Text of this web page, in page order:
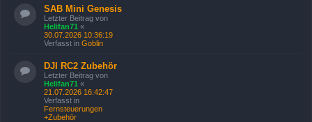
SAB Mini Genesis
Letzter Beitrag von
Helifan71 «
30.07.2026 10:36:19
Verfasst in Goblin
DJI RC2 Zubehör
Letzter Beitrag von
Helifan71 «
21.07.2026 16:42:47
Verfasst in
Fernsteuerungen
+Zubehör